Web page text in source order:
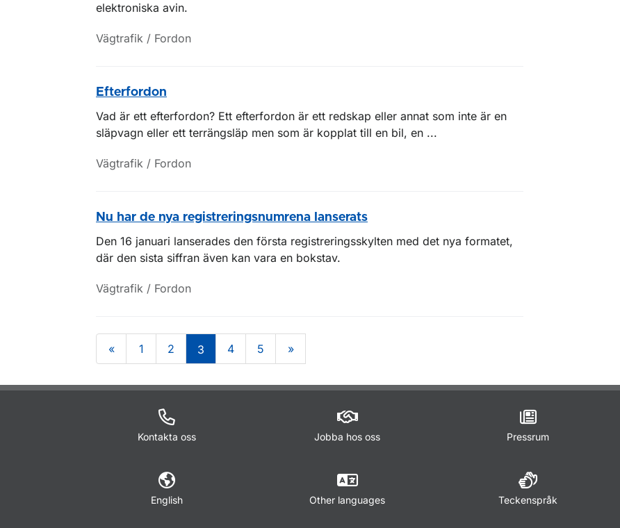
elektroniska avin.
Vägtrafik / Fordon
Efterfordon
Vad är ett efterfordon? Ett efterfordon är ett redskap eller annat som inte är en
släpvagn eller ett terrängsläp men som är kopplat till en bil, en ...
Vägtrafik / Fordon
Nu har de nya registreringsnumrena lanserats
Den 16 januari lanserades den första registreringsskylten med det nya formatet,
där den sista siffran även kan vara en bokstav.
Vägtrafik / Fordon
« 1 2 3 4 5 »
Om sidan
Kontakta oss Jobba hos oss Pressrum
English Other languages Teckenspråk